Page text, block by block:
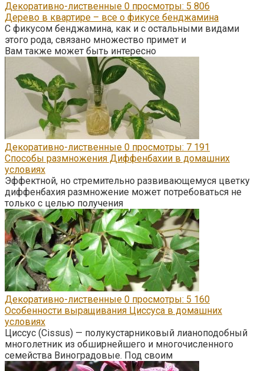
Декоративно-лиственные 0 просмотры: 5 806
Дерево в квартире – все о фикусе бенджамина
С фикусом бенджамина, как и с остальными видами
этого рода, связано множество примет и
Вам также может быть интересно
Декоративно-лиственные 0 просмотры: 7 191
Способы размножения Диффенбахии в домашних
условиях
Эффектной, но стремительно развивающемуся цветку
диффенбахия размножение может потребоваться не
только с целью получения
Декоративно-лиственные 0 просмотры: 5 160
Особенности выращивания Циссуса в домашних
условиях
Циссус (Cissus) — полукустарниковый лианоподобный
многолетник из обширнейшего и многочисленного
семейства Виноградовые. Под своим